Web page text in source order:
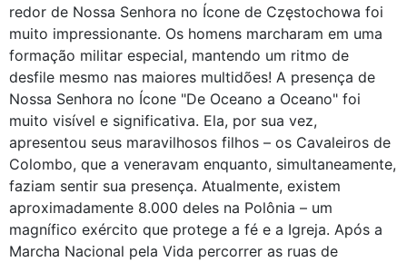
redor de Nossa Senhora no Ícone de Częstochowa foi
muito impressionante. Os homens marcharam em uma
formação militar especial, mantendo um ritmo de
desfile mesmo nas maiores multidões! A presença de
Nossa Senhora no Ícone "De Oceano a Oceano" foi
muito visível e significativa. Ela, por sua vez,
apresentou seus maravilhosos filhos – os Cavaleiros de
Colombo, que a veneravam enquanto, simultaneamente,
faziam sentir sua presença. Atualmente, existem
aproximadamente 8.000 deles na Polônia – um
magnífico exército que protege a fé e a Igreja. Após a
Marcha Nacional pela Vida percorrer as ruas de